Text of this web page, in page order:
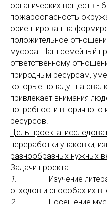
органических веществ -
пожароопасность
ориентирован на
положительное
мусора. Наш семейный
ответственному
природным ресурсам,
которые попадут на
привлекает внимания
потребности
ресурсов.
Цель проекта:
переработки упаковки,
разнообразных нужных
Задачи проекта:
1. Изучение
отходов и способах их